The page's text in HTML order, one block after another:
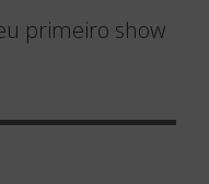
primeiro show